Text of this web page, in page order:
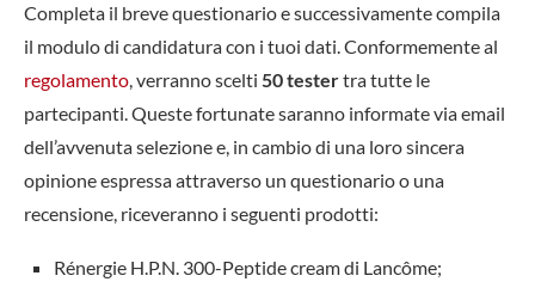
Completa il breve questionario e successivamente compila
il modulo di candidatura con i tuoi dati. Conformemente al
regolamento, verranno scelti 50 testertra tutte le
partecipanti. Queste fortunate saranno informate via email
dell’avvenuta selezione e, in cambio di una loro sincera
opinione espressa attraverso un questionario o una
recensione, riceveranno i seguenti prodotti:
Rénergie H.P.N. 300-Peptide cream di Lancôme;